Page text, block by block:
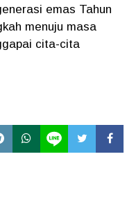
emas Tahun
menuju masa
cita-cita